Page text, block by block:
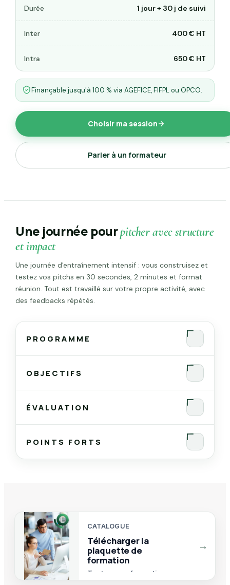
Durée 1 jour + 30 j de suivi
Inter 400 € HT
Intra 650 € HT
Finançable jusqu'à 100 % via AGEFICE, FIFPL ou OPCO.
Choisir ma session
Parler à un formateur
Une journée pourpitcher avec structure
et impact
Une journée d'entraînement intensif : vous construisez et
testez vos pitchs en 30 secondes, 2 minutes et format
réunion. Tout est travaillé sur votre propre activité, avec
des feedbacks répétés.
PROGRAMME
OBJECTIFS
ÉVALUATION
POINTS FORTS
CATALOGUE
Télécharger la
plaquette de
formation
Toutes nos formations.
→